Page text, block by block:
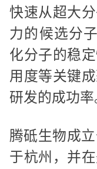
快速从超大
力的候选分
化分子的稳
用度等关键
研发的成功率
腾砥生物成
于杭州，并